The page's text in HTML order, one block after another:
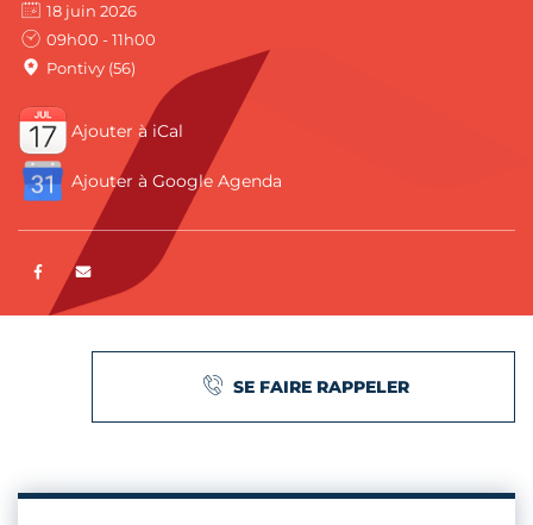
18 juin 2026
09h00 - 11h00
Pontivy (56)
Ajouter à iCal
Ajouter à Google Agenda
Partager sur Facebook
ENVOYER PAR E-MAIL
SE FAIRE RAPPELER